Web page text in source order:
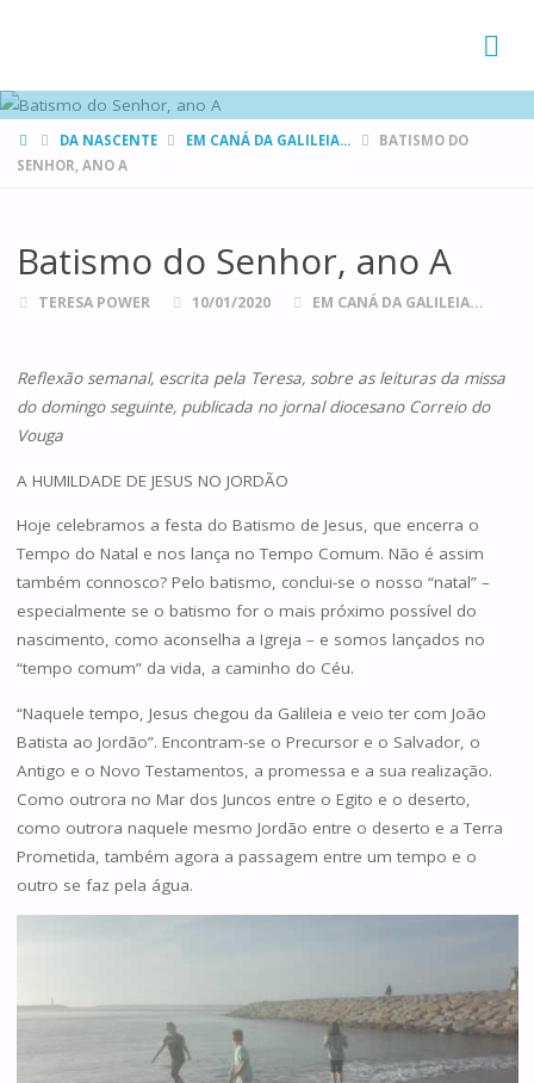
HOMEDA NASCENTE EM CANÁ DA GALILEIA...
BATISMO DO
SENHOR, ANO A
Batismo do Senhor, ano A
TERESA POWER 10/01/2020 EM CANÁ DA GALILEIA...
Reflexão semanal, escrita pela Teresa, sobre as leituras da missa
do domingo seguinte, publicada no jornal diocesano Correio do
Vouga
A HUMILDADE DE JESUS NO JORDÃO
Hoje celebramos a festa do Batismo de Jesus, que encerra o
Tempo do Natal e nos lança no Tempo Comum. Não é assim
também connosco? Pelo batismo, conclui-se o nosso “natal” –
especialmente se o batismo for o mais próximo possível do
nascimento, como aconselha a Igreja – e somos lançados no
“tempo comum” da vida, a caminho do Céu.
“Naquele tempo, Jesus chegou da Galileia e veio ter com João
Batista ao Jordão”. Encontram-se o Precursor e o Salvador, o
Antigo e o Novo Testamentos, a promessa e a sua realização.
Como outrora no Mar dos Juncos entre o Egito e o deserto,
como outrora naquele mesmo Jordão entre o deserto e a Terra
Prometida, também agora a passagem entre um tempo e o
outro se faz pela água.